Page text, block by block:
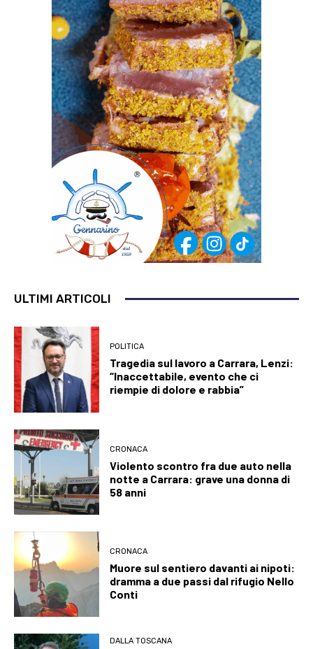
ULTIMI ARTICOLI
POLITICA
Tragedia sul lavoro a Carrara, Lenzi:
“Inaccettabile, evento che ci
riempie di dolore e rabbia”
CRONACA
Violento scontro fra due auto nella
notte a Carrara: grave una donna di
58 anni
CRONACA
Muore sul sentiero davanti ai nipoti:
dramma a due passi dal rifugio Nello
Conti
DALLA TOSCANA